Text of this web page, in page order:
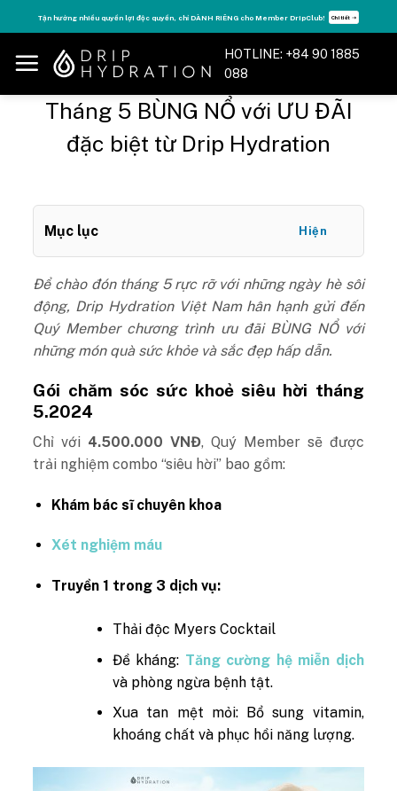
to
content
Tận hưởng nhiều quyền lợi độc quyền, chỉ DÀNH RIÊNG cho Member DripClub! Chi tiết ➝
HOTLINE: +84 90 1885
088
Tháng 5 BÙNG NỔ với ƯU ĐÃI
đặc biệt từ Drip Hydration
Mục lục Hiện
Để chào đón tháng 5 rực rỡ với những ngày hè sôi
động, Drip Hydration Việt Nam hân hạnh gửi đến
Quý Member chương trình ưu đãi BÙNG NỔ với
những món quà sức khỏe và sắc đẹp hấp dẫn.
Gói chăm sóc sức khoẻ siêu hời tháng
5.2024
Chỉ với 4.500.000 VNĐ, Quý Member sẽ được
trải nghiệm combo “siêu hời” bao gồm:
Khám bác sĩ chuyên khoa
Xét nghiệm máu
Truyền 1 trong 3 dịch vụ:
Thải độc Myers Cocktail
Đề kháng: Tăng cường hệ miễn dịch
và phòng ngừa bệnh tật.
Xua tan mệt mỏi: Bổ sung vitamin,
khoáng chất và phục hồi năng lượng.